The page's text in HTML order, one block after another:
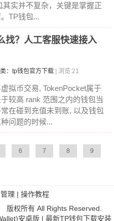
其实并不复杂，关键是掌握正
TP钱包...
找？人工客服快速接入
：tp钱包官方下载 | 浏览:21
拟币交易, TokenPocket属于
较高 rank 范围之内的钱包当
在碰到充值未到账, 以及钱包
问题的时候...
6 7 8 9
理 | 操作教程
版权所有 All Rights Reserved.
安卓版 | 最新TP钱包下载安装